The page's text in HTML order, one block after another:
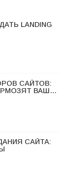
LANDING
САЙТОВ:
ВАШ
САЙТА: